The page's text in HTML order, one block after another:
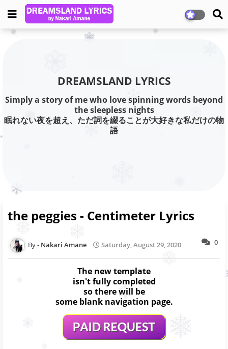
DREAMSLAND LYRICS
Simply a story of me who love spinning words beyond
the sleepless nights
眠れない夜を超え、ただ詞を綴ることが大好きな私だけの物
語
the peggies - Centimeter Lyrics
0
Nakari Amane Saturday, August 29, 2020
The new template
isn't fully completed
so there will be
some blank navigation page.